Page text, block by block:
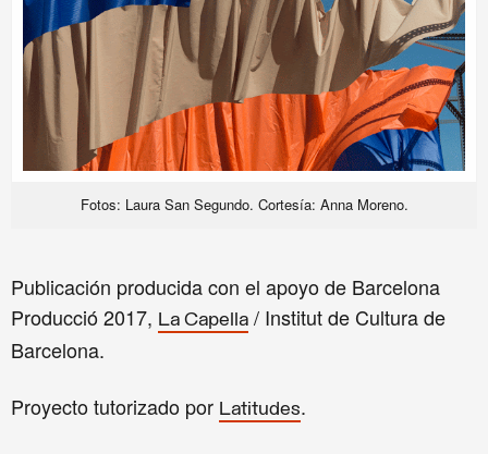
Fotos: Laura San Segundo. Cortesía: Anna Moreno.
Publicación producida con el apoyo de Barcelona
Producció 2017, La Capella / Institut de Cultura de
Barcelona.
Proyecto tutorizado por Latitudes.